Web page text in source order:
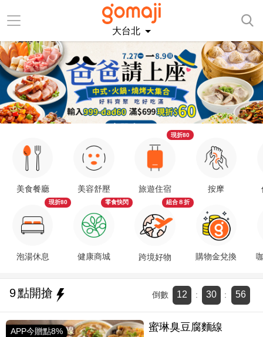
大台北
美食餐廳
泡湯休息
現折80
美容舒壓
健康商城
零食快閃
旅遊住宿
現折80
跨境好物
組合８折
按摩
購物金兌換
9點開搶 倒數 12 : 30 : 55
APP今贈點8% 蜜琳臭豆腐麵線